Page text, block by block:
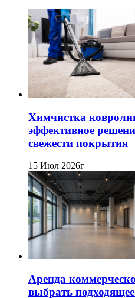
Химчистка
эффективное
свежести покрытия
15 Июл 2026г
Аренда
выбрать